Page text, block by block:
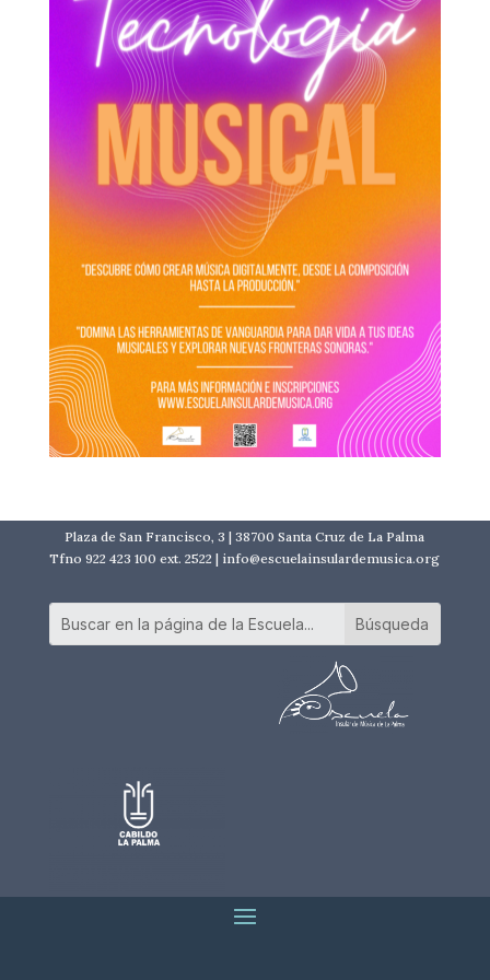
Plaza de San Francisco, 3 | 38700 Santa Cruz de La Palma
Tfno 922 423 100 ext. 2522 | info@escuelainsulardemusica.org